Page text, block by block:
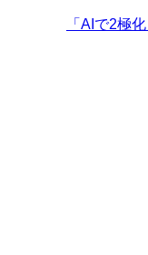
「AIで2極